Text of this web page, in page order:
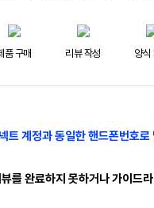
품 구매 리뷰 작성 양식
트 계정과 동일한 핸드폰번호로
를 완료하지 못하거나 가이드